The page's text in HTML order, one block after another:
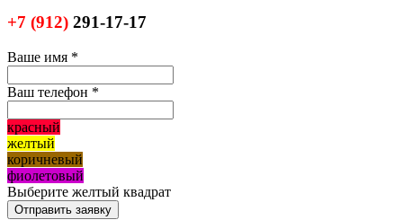
+7 (912) 291-17-17
Ваше имя *
Ваш телефон *
красный
желтый
коричневый
фиолетовый
Выберите желтый квадрат